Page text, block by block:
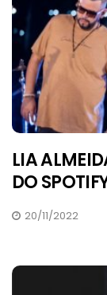
LIA
DO
20/11/2022